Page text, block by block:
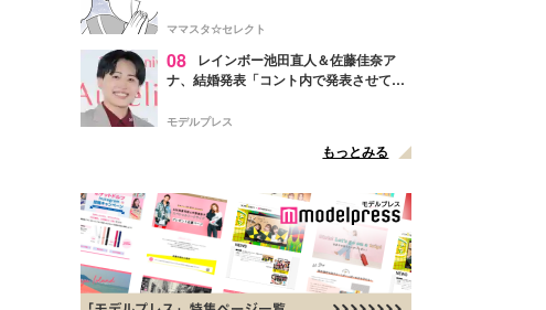
ママスタ☆セレクト
08
レインボー池田直人＆佐藤佳奈ア
ナ、結婚発表「コント内で発表させてい
点変更のため
モデルプレス
もっとみる